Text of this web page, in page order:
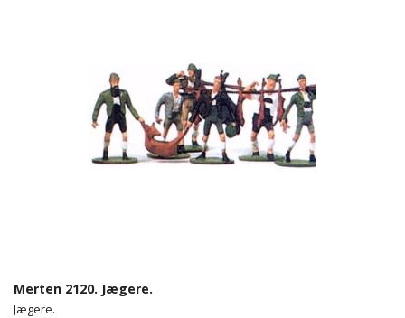
Merten 2120. Jægere.
Jægere.